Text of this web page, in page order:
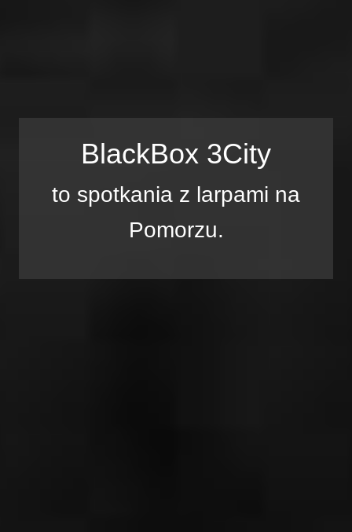
BlackBox 3City
to spotkania z larpami na
Pomorzu.